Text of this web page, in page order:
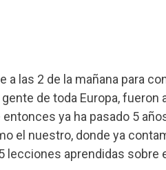
a las 2 de la mañana para
de toda Europa,
entonces ya ha pasado 5
el nuestro, donde ya
lecciones aprendidas sobre